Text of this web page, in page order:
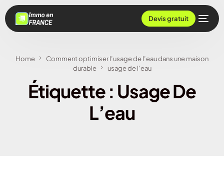
Devis gratuit
Home
Comment optimiser l’usage de l’eau dans une maison
durable
usage de l’eau
Étiquette : Usage De
L’eau